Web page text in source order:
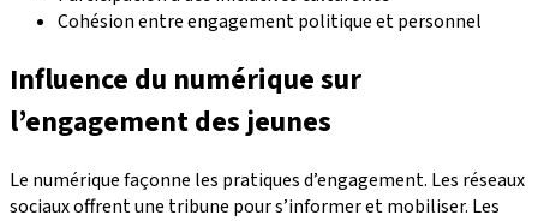
Cohésion entre engagement politique et personnel
Influence du numérique sur
l’engagement des jeunes
Le numérique façonne les pratiques d’engagement. Les réseaux
sociaux offrent une tribune pour s’informer et mobiliser. Les